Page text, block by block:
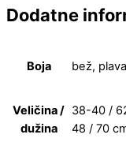
Dodatne
Boja bež,
Veličina /
dužina
38-40 /
48 / 70